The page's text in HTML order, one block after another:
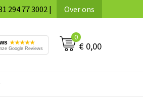
294 77 3002 | Over ons
★★★★★
Google Reviews
0
€ 0,00